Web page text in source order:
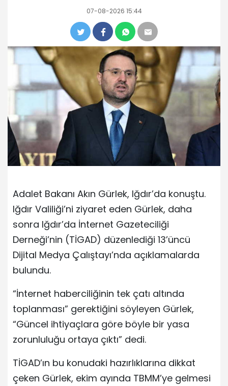
07-08-2026 15:44
Adalet Bakanı Akın Gürlek, Iğdır’da konuştu.
Iğdır Valiliği’ni ziyaret eden Gürlek, daha
sonra Iğdır’da İnternet Gazeteciliği
Derneği’nin (TİGAD) düzenlediği 13’üncü
Dijital Medya Çalıştayı’nda açıklamalarda
bulundu.
“İnternet haberciliğinin tek çatı altında
toplanması” gerektiğini söyleyen Gürlek,
“Güncel ihtiyaçlara göre böyle bir yasa
zorunluluğu ortaya çıktı” dedi.
TİGAD’ın bu konudaki hazırlıklarına dikkat
çeken Gürlek, ekim ayında TBMM’ye gelmesi